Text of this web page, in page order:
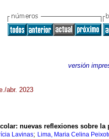
versión
abr. 2023
nuevas reflexiones sobre
Lavinas; Lima, Maria Celina